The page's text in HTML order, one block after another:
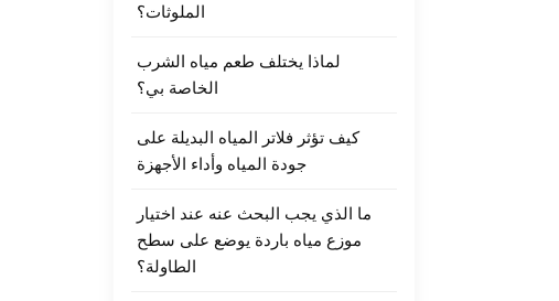
الملوثات؟
لماذا يختلف طعم مياه الشرب
الخاصة بي؟
كيف تؤثر فلاتر المياه البديلة على
جودة المياه وأداء الأجهزة
ما الذي يجب البحث عنه عند اختيار
موزع مياه باردة يوضع على سطح
الطاولة؟